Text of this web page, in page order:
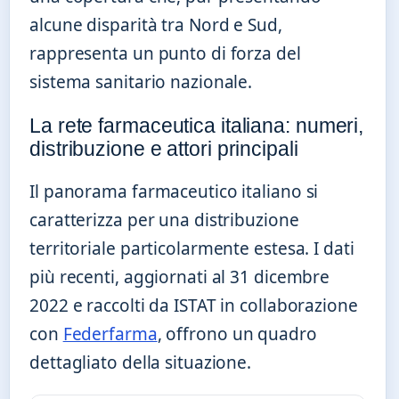
alcune disparità tra Nord e Sud,
rappresenta un punto di forza del
sistema sanitario nazionale.
La rete farmaceutica italiana: numeri,
distribuzione e attori principali
Il panorama farmaceutico italiano si
caratterizza per una distribuzione
territoriale particolarmente estesa. I dati
più recenti, aggiornati al 31 dicembre
2022 e raccolti da ISTAT in collaborazione
con Federfarma, offrono un quadro
dettagliato della situazione.